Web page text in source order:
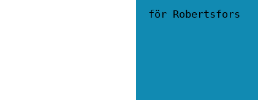
för Robertsfors